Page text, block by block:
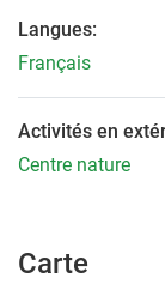
Langues:
Français
Activités en
Centre nature
Carte